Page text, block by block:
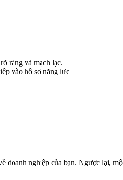
ràng và mạch lạc.
vào hồ sơ năng lực
doanh nghiệp của bạn. Ngược lại,